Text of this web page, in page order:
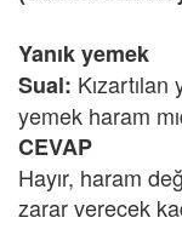
Yanık yemek
Sual:
yemek haram
CEVAP
Hayır, haram
zarar verecek